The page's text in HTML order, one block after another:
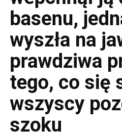
basenu,
wyszła na
prawdziwa
tego, co się
wszyscy
szoku